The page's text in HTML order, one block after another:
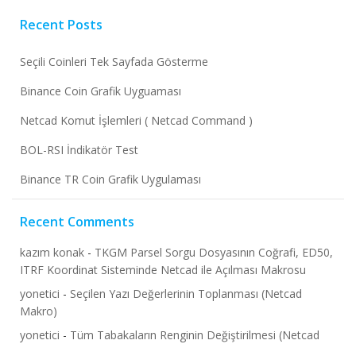
Recent Posts
Seçili Coinleri Tek Sayfada Gösterme
Binance Coin Grafik Uyguaması
Netcad Komut İşlemleri ( Netcad Command )
BOL-RSI İndikatör Test
Binance TR Coin Grafik Uygulaması
Recent Comments
kazım konak - TKGM Parsel Sorgu Dosyasının Coğrafi, ED50,
ITRF Koordinat Sisteminde Netcad ile Açılması Makrosu
yonetici - Seçilen Yazı Değerlerinin Toplanması (Netcad
Makro)
yonetici - Tüm Tabakaların Renginin Değiştirilmesi (Netcad